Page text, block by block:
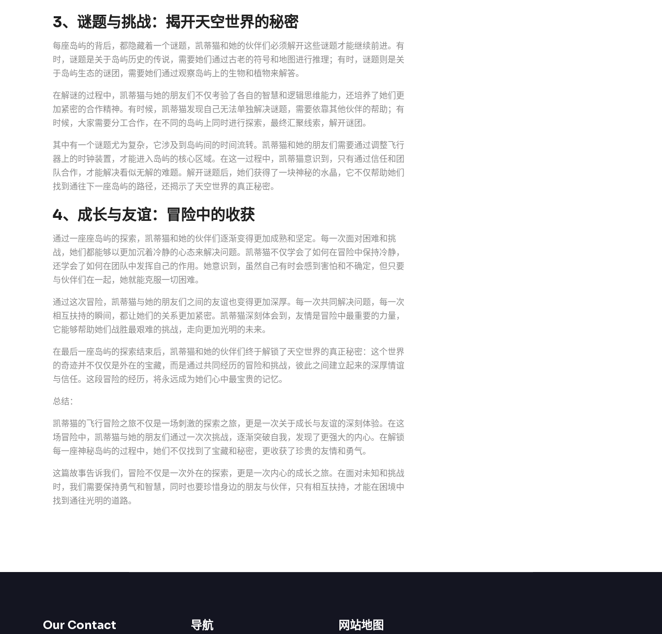
3、谜题与挑战：揭开天空世界的秘密
每座岛屿的背后，都隐藏着一个谜题，凯蒂猫和她的伙伴们必须解开这些谜题才能继续前进。有
时，谜题是关于岛屿历史的传说，需要她们通过古老的符号和地图进行推理；有时，谜题则是关
于岛屿生态的谜团，需要她们通过观察岛屿上的生物和植物来解答。
在解谜的过程中，凯蒂猫与她的朋友们不仅考验了各自的智慧和逻辑思维能力，还培养了她们更
加紧密的合作精神。有时候，凯蒂猫发现自己无法单独解决谜题，需要依靠其他伙伴的帮助；有
时候，大家需要分工合作，在不同的岛屿上同时进行探索，最终汇聚线索，解开谜团。
其中有一个谜题尤为复杂，它涉及到岛屿间的时间流转。凯蒂猫和她的朋友们需要通过调整飞行
器上的时钟装置，才能进入岛屿的核心区域。在这一过程中，凯蒂猫意识到，只有通过信任和团
队合作，才能解决看似无解的难题。解开谜题后，她们获得了一块神秘的水晶，它不仅帮助她们
找到通往下一座岛屿的路径，还揭示了天空世界的真正秘密。
4、成长与友谊：冒险中的收获
通过一座座岛屿的探索，凯蒂猫和她的伙伴们逐渐变得更加成熟和坚定。每一次面对困难和挑
战，她们都能够以更加沉着冷静的心态来解决问题。凯蒂猫不仅学会了如何在冒险中保持冷静，
还学会了如何在团队中发挥自己的作用。她意识到，虽然自己有时会感到害怕和不确定，但只要
与伙伴们在一起，她就能克服一切困难。
通过这次冒险，凯蒂猫与她的朋友们之间的友谊也变得更加深厚。每一次共同解决问题，每一次
相互扶持的瞬间，都让她们的关系更加紧密。凯蒂猫深刻体会到，友情是冒险中最重要的力量，
它能够帮助她们战胜最艰难的挑战，走向更加光明的未来。
在最后一座岛屿的探索结束后，凯蒂猫和她的伙伴们终于解锁了天空世界的真正秘密：这个世界
的奇迹并不仅仅是外在的宝藏，而是通过共同经历的冒险和挑战，彼此之间建立起来的深厚情谊
与信任。这段冒险的经历，将永远成为她们心中最宝贵的记忆。
总结：
凯蒂猫的飞行冒险之旅不仅是一场刺激的探索之旅，更是一次关于成长与友谊的深刻体验。在这
场冒险中，凯蒂猫与她的朋友们通过一次次挑战，逐渐突破自我，发现了更强大的内心。在解锁
每一座神秘岛屿的过程中，她们不仅找到了宝藏和秘密，更收获了珍贵的友情和勇气。
这篇故事告诉我们，冒险不仅是一次外在的探索，更是一次内心的成长之旅。在面对未知和挑战
时，我们需要保持勇气和智慧，同时也要珍惜身边的朋友与伙伴，只有相互扶持，才能在困境中
找到通往光明的道路。
Our Contact 导航 网站地图